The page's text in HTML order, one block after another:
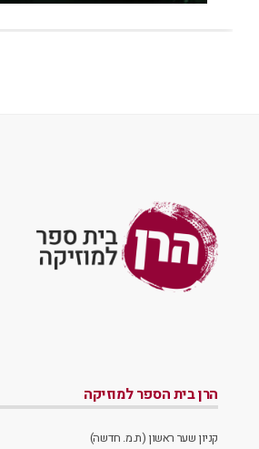
הרן בית הספר למוזיקה
קניון שער ראשון (ת.מ. חדשה)